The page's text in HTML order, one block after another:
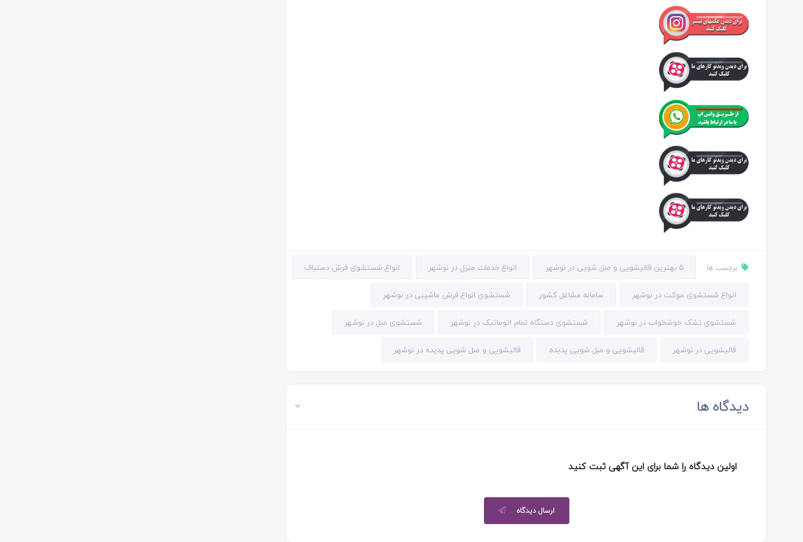
برچسب ها 5 بهترین قالیشویی و مبل شویی در نوشهر انواع خدمات منزل در نوشهر انواع شستشوی فرش دستباف
انواع شستشوی موکت در نوشهر سامانه مشاغل کشور شستشوی انواع فرش ماشینی در نوشهر
شستشوی تشک خوشخواب در نوشهر شستشوی دستگاه تمام اتوماتیک در نوشهر شستشوی مبل در نوشهر
قالیشویی در نوشهر قالیشویی و مبل شویی پدیده قالیشویی و مبل شویی پدیده در نوشهر
دیدگاه ها
اولین دیدگاه را شما برای این آگهی ثبت کنید
ارسال دیدگاه